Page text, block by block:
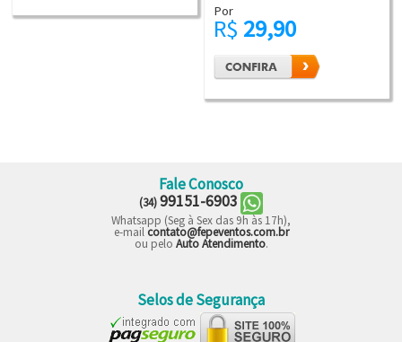
Por
R$ 29,90
Fale Conosco
(34)99151-6903
Whatsapp (Seg à Sex das 9h às 17h),
e-mail contato@fepeventos.com.br
ou pelo Auto Atendimento.
Selos de Segurança